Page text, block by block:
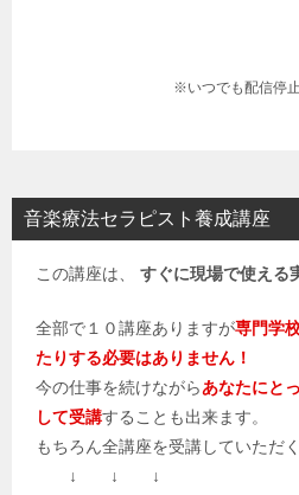
※いつでも配信停
音楽療法セラピスト養成講座
この講座は、 すぐに現場で使える
全部で１０講座ありますが専門学
たりする必要はありません！
今の仕事を続けながらあなたにと
して受講することも出来ます。
もちろん全講座を受講していただ
↓ ↓ ↓